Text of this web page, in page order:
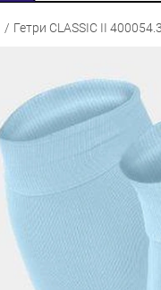
Гетри CLASSIC II